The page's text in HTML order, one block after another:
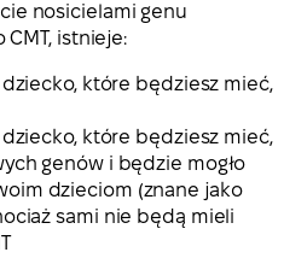
nosicielami genu
istnieje:
dziecko, które będziesz mieć,
dziecko, które będziesz mieć,
genów i będzie mogło
dzieciom (znane jako
sami nie będą mieli